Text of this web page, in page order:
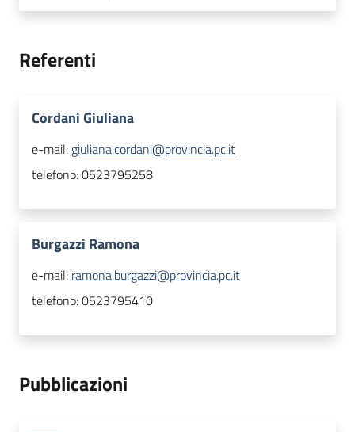
Referenti
Cordani Giuliana
e-mail: giuliana.cordani@provincia.pc.it
telefono:0523795258
Burgazzi Ramona
e-mail: ramona.burgazzi@provincia.pc.it
telefono:0523795410
Pubblicazioni